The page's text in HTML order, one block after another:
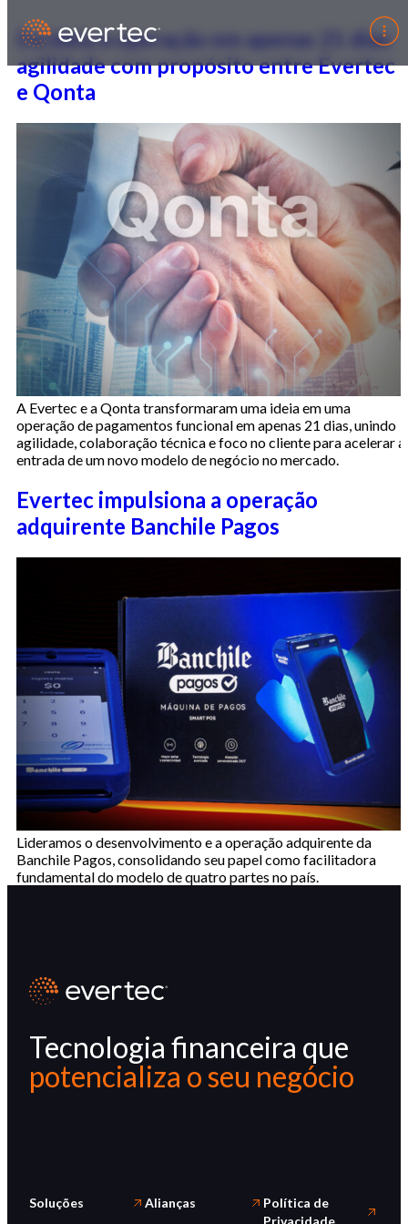
Da ideia à operação em apenas 21 dias:
agilidade com propósito entre Evertec
e Qonta
A Evertec e a Qonta transformaram uma ideia em uma
operação de pagamentos funcional em apenas 21 dias, unindo
agilidade, colaboração técnica e foco no cliente para acelerar a
entrada de um novo modelo de negócio no mercado.
Evertec impulsiona a operação
adquirente Banchile Pagos
Lideramos o desenvolvimento e a operação adquirente da
Banchile Pagos, consolidando seu papel como facilitadora
fundamental do modelo de quatro partes no país.
Tecnologia financeira que
potencializa o seu negócio
Soluções Alianças
Política de
Privacidade